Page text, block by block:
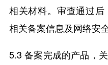
相关材料。审查通过
相关备案信息及网络安
5.3 备案完成的产品，